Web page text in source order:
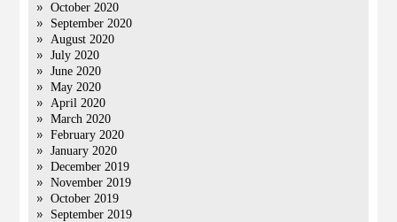
October 2020
September 2020
August 2020
July 2020
June 2020
May 2020
April 2020
March 2020
February 2020
January 2020
December 2019
November 2019
October 2019
September 2019